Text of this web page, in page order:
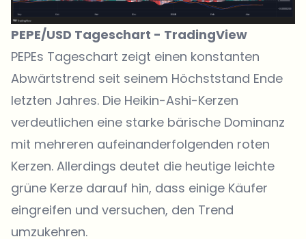
PEPE/USD Tageschart - TradingView
PEPEs Tageschart zeigt einen konstanten
Abwärtstrend seit seinem Höchststand Ende
letzten Jahres. Die Heikin-Ashi-Kerzen
verdeutlichen eine starke bärische Dominanz
mit mehreren aufeinanderfolgenden roten
Kerzen. Allerdings deutet die heutige leichte
grüne Kerze darauf hin, dass einige Käufer
eingreifen und versuchen, den Trend
umzukehren.